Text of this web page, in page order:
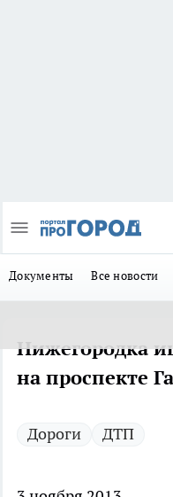
Документы Все новости
Нижегородка
на проспекте
Дороги ДТП